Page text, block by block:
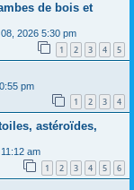
de bois et
2026 5:30 pm
1 2 3 4 5
pm
1 2 3 4
astéroïdes,
am
1 2 3 4 5 6